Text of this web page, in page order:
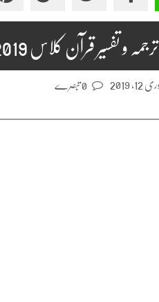
و تفسیر قرآن کلاس 2019-02-12
2019